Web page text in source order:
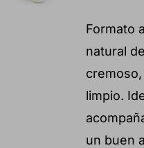
Formato
natural
limpio.
un buen